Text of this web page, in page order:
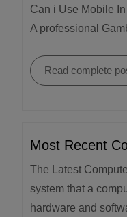
Can i Use Mobile
A professional
Read complete
Most Recent
The Latest
system that a
hardware and